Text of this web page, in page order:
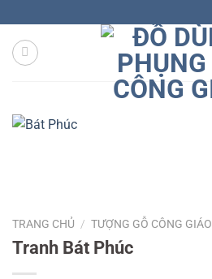
to
content
TRANG CHỦ / TƯỢNG GỖ CÔNG GIÁO
Tranh Bát Phúc